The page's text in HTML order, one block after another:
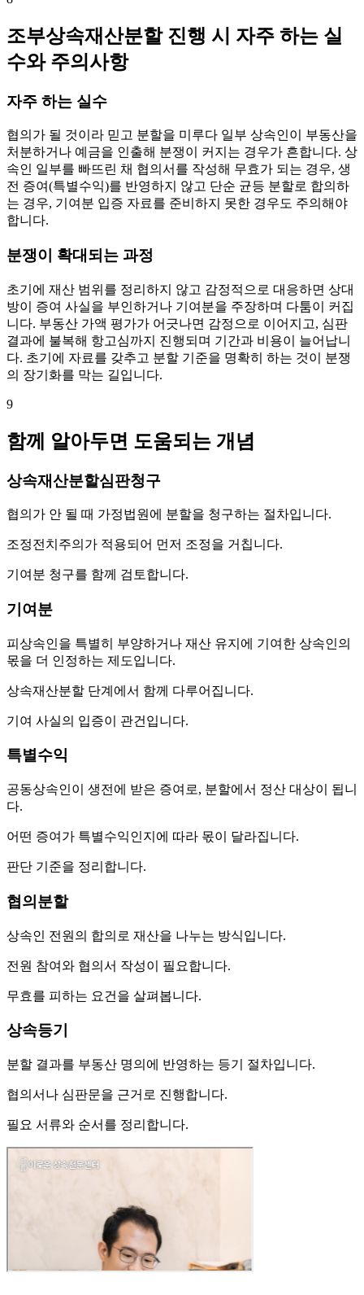
조부상속재산분할 진행 시 자주 하는 실
수와 주의사항
자주 하는 실수
협의가 될 것이라 믿고 분할을 미루다 일부 상속인이 부동산을
처분하거나 예금을 인출해 분쟁이 커지는 경우가 흔합니다. 상
속인 일부를 빠뜨린 채 협의서를 작성해 무효가 되는 경우, 생
전 증여(특별수익)를 반영하지 않고 단순 균등 분할로 합의하
는 경우, 기여분 입증 자료를 준비하지 못한 경우도 주의해야
합니다.
분쟁이 확대되는 과정
초기에 재산 범위를 정리하지 않고 감정적으로 대응하면 상대
방이 증여 사실을 부인하거나 기여분을 주장하며 다툼이 커집
니다. 부동산 가액 평가가 어긋나면 감정으로 이어지고, 심판
결과에 불복해 항고심까지 진행되며 기간과 비용이 늘어납니
다. 초기에 자료를 갖추고 분할 기준을 명확히 하는 것이 분쟁
의 장기화를 막는 길입니다.
9
함께 알아두면 도움되는 개념
상속재산분할심판청구
협의가 안 될 때 가정법원에 분할을 청구하는 절차입니다.
조정전치주의가 적용되어 먼저 조정을 거칩니다.
기여분 청구를 함께 검토합니다.
기여분
피상속인을 특별히 부양하거나 재산 유지에 기여한 상속인의
몫을 더 인정하는 제도입니다.
상속재산분할 단계에서 함께 다루어집니다.
기여 사실의 입증이 관건입니다.
특별수익
공동상속인이 생전에 받은 증여로, 분할에서 정산 대상이 됩니
다.
어떤 증여가 특별수익인지에 따라 몫이 달라집니다.
판단 기준을 정리합니다.
협의분할
상속인 전원의 합의로 재산을 나누는 방식입니다.
전원 참여와 협의서 작성이 필요합니다.
무효를 피하는 요건을 살펴봅니다.
상속등기
분할 결과를 부동산 명의에 반영하는 등기 절차입니다.
협의서나 심판문을 근거로 진행합니다.
필요 서류와 순서를 정리합니다.